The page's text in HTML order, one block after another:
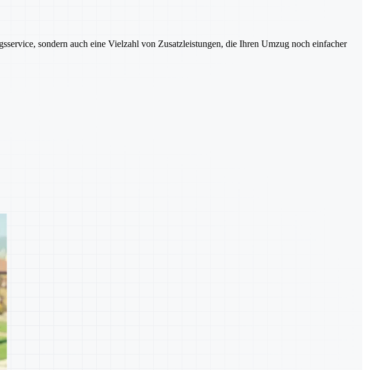
sondern auch eine Vielzahl von Zusatzleistungen, die Ihren Umzug noch einfacher